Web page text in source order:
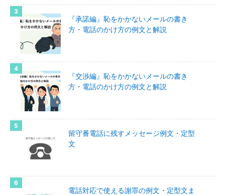
『承諾編』恥をかかないメールの書き
方・電話のかけ方の例文と解説
『交渉編』恥をかかないメールの書き
方・電話のかけ方の例文と解説
留守番電話に残すメッセージ例文・定型
文
電話対応で使える謝罪の例文・定型文ま